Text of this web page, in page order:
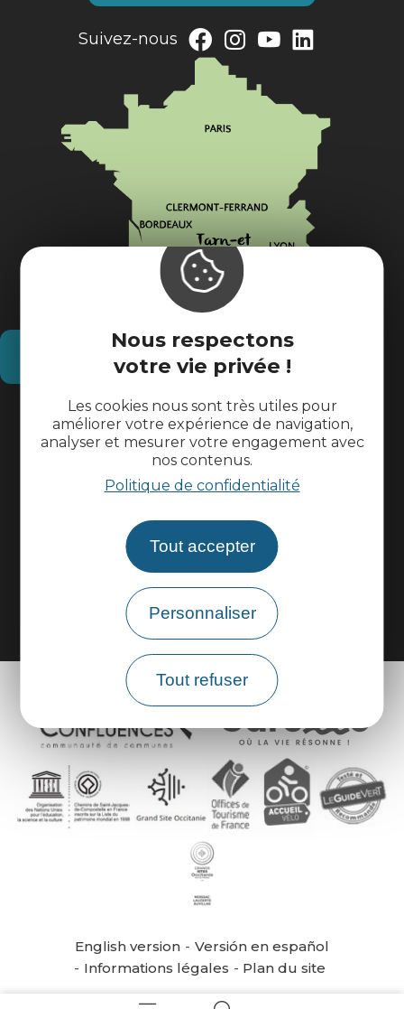
Nous respectons
votre vie privée !
Les cookies nous sont très utiles pour
améliorer votre expérience de navigation,
analyser et mesurer votre engagement avec
nos contenus.
Politique de confidentialité
Tout accepter
Personnaliser
Tout refuser
Suivez-nous
Comment venir ?
Informations pratiques
Espace pros
Espace groupes
Brochures
English version
Versión en español
Informations légales
Plan du site